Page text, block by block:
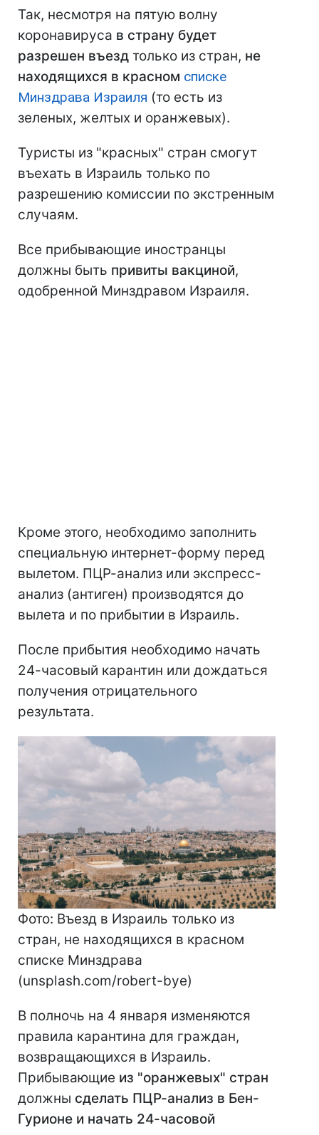
Так, несмотря на пятую волну
коронавируса в страну будет
разрешен въезд только из стран, не
находящихся в красном списке
Минздрава Израиля (то есть из
зеленых, желтых и оранжевых).
Туристы из "красных" стран смогут
въехать в Израиль только по
разрешению комиссии по экстренным
случаям.
Все прибывающие иностранцы
должны быть привиты вакциной,
одобренной Минздравом Израиля.
Кроме этого, необходимо заполнить
специальную интернет-форму перед
вылетом. ПЦР-анализ или экспресс-
анализ (антиген) производятся до
вылета и по прибытии в Израиль.
После прибытия необходимо начать
24-часовый карантин или дождаться
получения отрицательного
результата.
Фото: Въезд в Израиль только из
стран, не находящихся в красном
списке Минздрава
(unsplash.com/robert-bye)
В полночь на 4 января изменяются
правила карантина для граждан,
возвращающихся в Израиль.
Прибывающие из "оранжевых" стран
должны сделать ПЦР-анализ в Бен-
Гурионе и начать 24-часовой